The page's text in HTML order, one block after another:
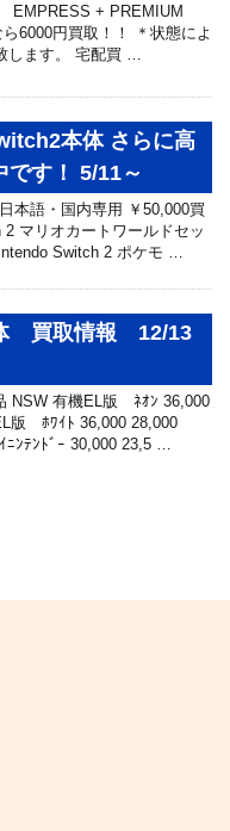
EMPRESS + PREMIUM
6000円買取！！ ＊状態によ
します。 宅配買 …
本体 さらに高
です！ 5/11～
本語・国内専用 ￥50,000買
マリオカートワールドセッ
Switch 2 ポケモ …
買取情報 12/13
NSW 有機EL版 ﾈｵﾝ 36,000
版 ﾎﾜｲﾄ 36,000 28,000
ﾝﾃﾝﾄﾞｰ 30,000 23,5 …